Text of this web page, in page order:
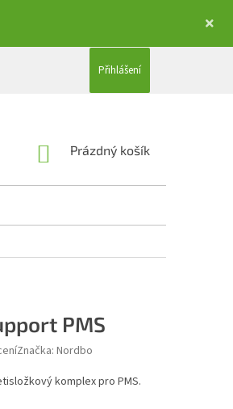
Přihlášení
NÁKUPNÍ KOŠÍK
Prázdný košík
PMS
5 hvězdiček.
Značka: Nordbo
komplex pro PMS.